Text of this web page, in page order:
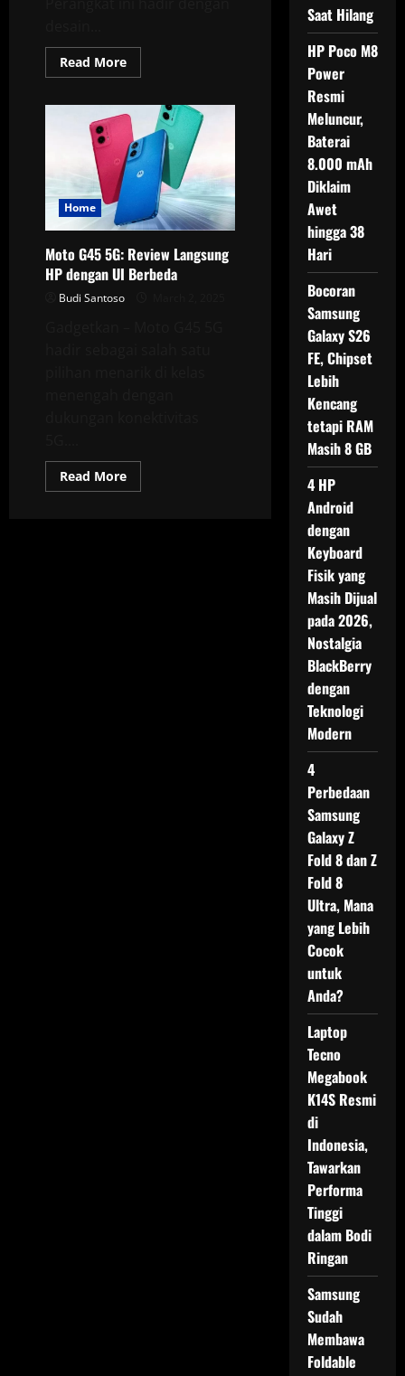
Read MoreRead
more
G45
5G
Resmi
Rilis:
Tampilan
Unik
Antarmuka
Menarik
Home
Moto G45 5G: Review Langsung
HP dengan UI Berbeda
Budi Santoso
Read MoreRead
more
Saat Hilang
HP Poco M8
Power
Resmi
Meluncur,
Baterai
8.000 mAh
Diklaim
Awet
hingga 38
Hari
Bocoran
Samsung
Galaxy S26
FE, Chipset
Lebih
Kencang
tetapi RAM
Masih 8 GB
4 HP
Android
dengan
Keyboard
Fisik yang
Masih Dijual
pada 2026,
Nostalgia
BlackBerry
dengan
Teknologi
Modern
4
Perbedaan
Samsung
Galaxy Z
Fold 8 dan Z
Fold 8
Ultra, Mana
yang Lebih
Cocok
untuk
Anda?
Laptop
Tecno
Megabook
K14S Resmi
di
Indonesia,
Tawarkan
Performa
Tinggi
dalam Bodi
Ringan
Samsung
Sudah
Membawa
Foldable